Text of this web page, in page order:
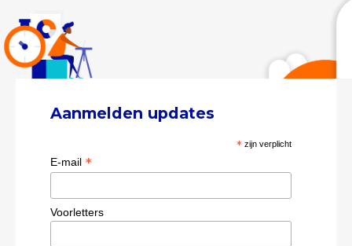
Aanmelden updates
* zijn verplicht
E-mail *
Voorletters